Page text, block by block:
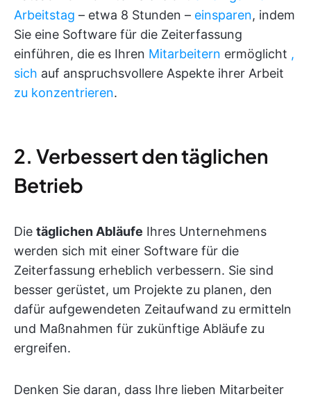
Arbeitstag – etwa 8 Stunden – einsparen, indem
Sie eine Software für die Zeiterfassung
einführen, die es Ihren Mitarbeitern ermöglicht ,
sich auf anspruchsvollere Aspekte ihrer Arbeit
zu konzentrieren.
2. Verbessert den täglichen
Betrieb
Die täglichen Abläufe Ihres Unternehmens
werden sich mit einer Software für die
Zeiterfassung erheblich verbessern. Sie sind
besser gerüstet, um Projekte zu planen, den
dafür aufgewendeten Zeitaufwand zu ermitteln
und Maßnahmen für zukünftige Abläufe zu
ergreifen.
Denken Sie daran, dass Ihre lieben Mitarbeiter